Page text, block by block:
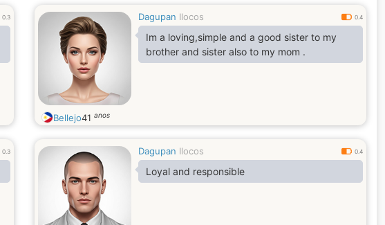
0.3 Dagupan Ilocos 0.4
Im a loving,simple and a good sister to my
brother and sister also to my mom .
Bellejo41 anos
0.3 Dagupan Ilocos 0.4
Loyal and responsible